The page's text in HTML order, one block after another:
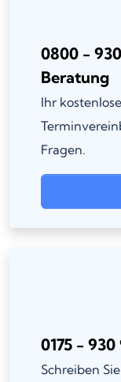
0800 -
Beratung
Ihr
Fragen.
0175 -
Schreiben